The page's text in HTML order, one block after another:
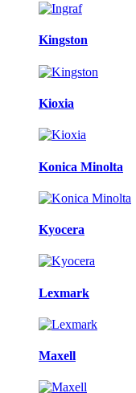
Kingston
Kioxia
Konica Minolta
Kyocera
Lexmark
Maxell